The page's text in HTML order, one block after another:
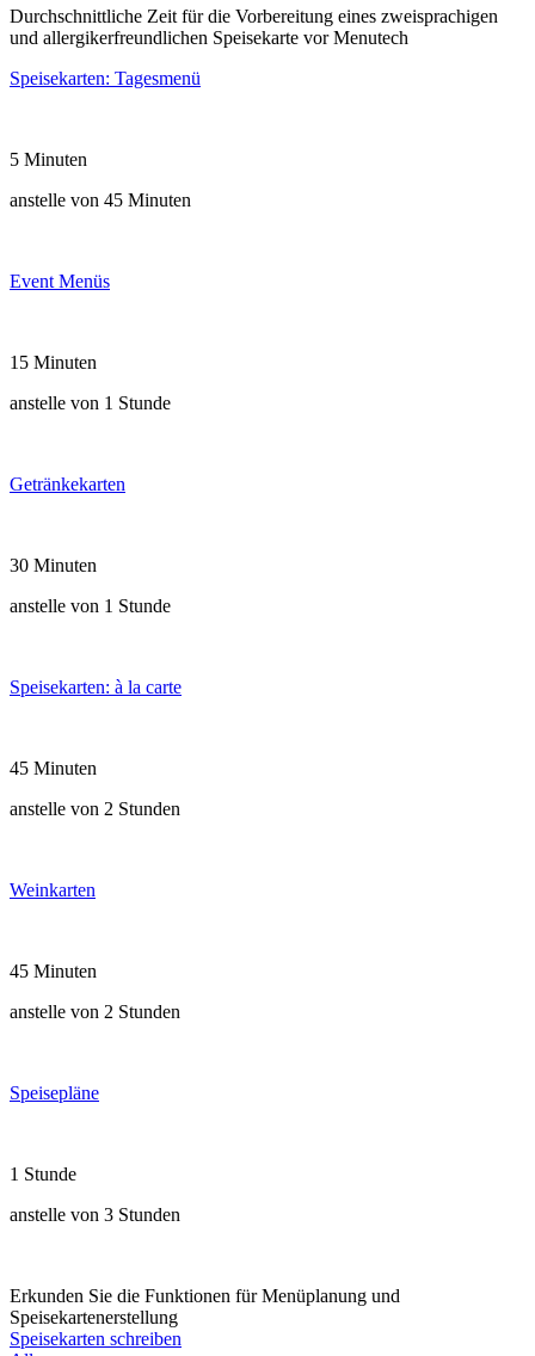
Durchschnittliche Zeit für die Vorbereitung eines zweisprachigen
und allergikerfreundlichen Speisekarte vor Menutech
Speisekarten: Tagesmenü
5 Minuten
anstelle von 45 Minuten
Event Menüs
15 Minuten
anstelle von 1 Stunde
Getränkekarten
30 Minuten
anstelle von 1 Stunde
Speisekarten: à la carte
45 Minuten
anstelle von 2 Stunden
Weinkarten
45 Minuten
anstelle von 2 Stunden
Speisepläne
1 Stunde
anstelle von 3 Stunden
Erkunden Sie die Funktionen für Menüplanung und
Speisekartenerstellung
Speisekarten schreiben